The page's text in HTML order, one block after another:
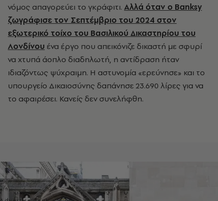
νόμος απαγορεύει το γκράφιτι. Αλλά όταν ο Banksy
ζωγράφισε τον Σεπτέμβριο του 2024 στον
εξωτερικό τοίχο του Βασιλικού Δικαστηρίου του
Λονδίνου ένα έργο που απεικόνιζε δικαστή με σφυρί
να χτυπά άοπλο διαδηλωτή, η αντίδραση ήταν
ιδιαζόντως ψύχραιμη. Η αστυνομία «ερεύνησε» και το
υπουργείο Δικαιοσύνης δαπάνησε 23.690 λίρες για να
το αφαιρέσει. Κανείς δεν συνελήφθη.